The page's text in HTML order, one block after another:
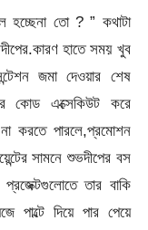
হচ্ছেনা তো ? ” কথাটা
হাতে সময় খুব
জমা দেওয়ার শেষ
কোড এক্সেকিউট করে
না করতে পারলে,প্রমোশন
সামনে শুভদীপের বস
তার বাকি
পাল্টে দিয়ে পার পেয়ে